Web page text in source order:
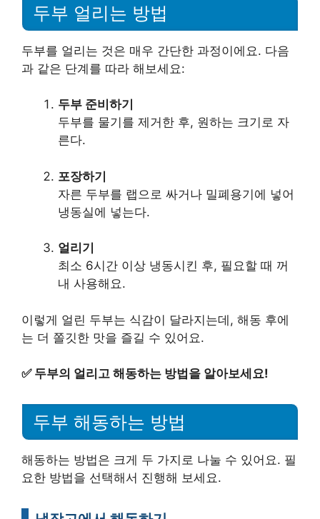
두부 얼리는 방법
두부를 얼리는 것은 매우 간단한 과정이에요. 다음
과 같은 단계를 따라 해보세요:
두부 준비하기
두부를 물기를 제거한 후, 원하는 크기로 자
른다.
포장하기
자른 두부를 랩으로 싸거나 밀폐용기에 넣어
냉동실에 넣는다.
얼리기
최소 6시간 이상 냉동시킨 후, 필요할 때 꺼
내 사용해요.
이렇게 얼린 두부는 식감이 달라지는데, 해동 후에
는 더 쫄깃한 맛을 즐길 수 있어요.
✅ 두부의 얼리고 해동하는 방법을 알아보세요!
두부 해동하는 방법
해동하는 방법은 크게 두 가지로 나눌 수 있어요. 필
요한 방법을 선택해서 진행해 보세요.